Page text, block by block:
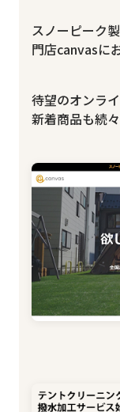
スノーピーク
門店canvasに
待望のオンラ
新着商品も続